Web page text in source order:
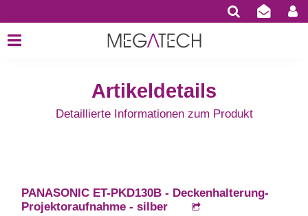
Artikeldetails
Detaillierte Informationen zum Produkt
PANASONIC ET-PKD130B - Deckenhalterung-
Projektoraufnahme - silber